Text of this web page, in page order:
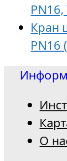
Кран
PN16
О